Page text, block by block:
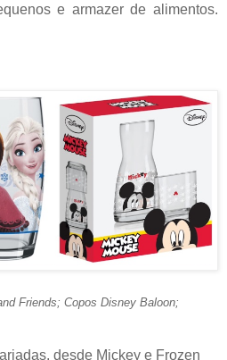
e armazer de alimentos.
Copos Disney Baloon;
desde Mickey e Frozen